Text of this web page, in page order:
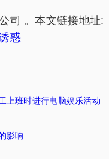
司 。本文链接地址:
惑
上班时进行电脑娱乐活动
影响